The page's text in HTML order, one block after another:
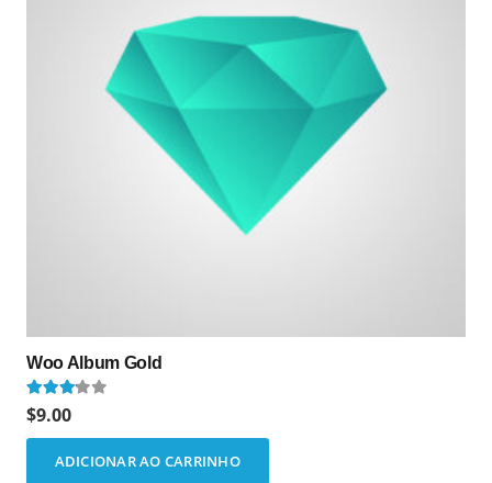
Woo Album Gold
Avaliação
$9.00
ADICIONAR AO CARRINHO